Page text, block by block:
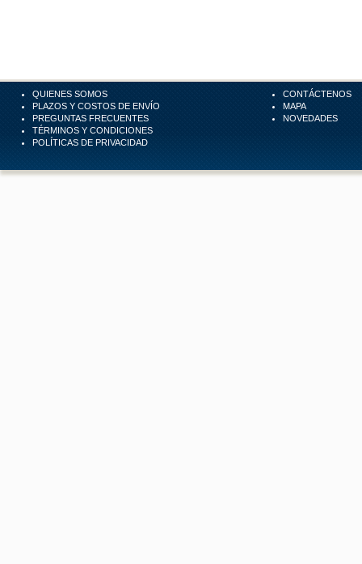
QUIENES SOMOS
PLAZOS Y COSTOS DE ENVÍO
PREGUNTAS FRECUENTES
TÉRMINOS Y CONDICIONES
POLÍTICAS DE PRIVACIDAD
CONTÁCTENOS
MAPA
NOVEDADES